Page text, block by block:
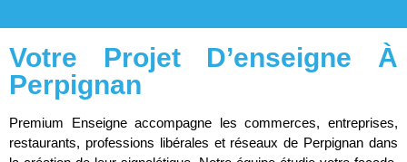
Votre Projet D’enseigne À
Perpignan
Premium Enseigne accompagne les commerces, entreprises,
restaurants, professions libérales et réseaux de Perpignan dans